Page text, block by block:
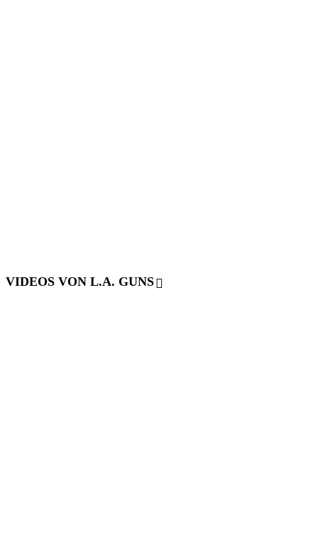
VIDEOS VON L.A. GUNS